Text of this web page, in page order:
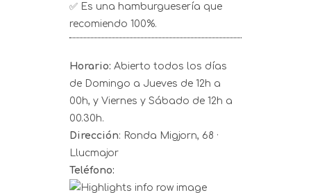
✅ Es una hamburguesería que
recomiendo 100%.
Horario: Abierto todos los días
de Domingo a Jueves de 12h a
00h, y Viernes y Sábado de 12h a
00.30h.
Dirección: Ronda Migjorn, 68 ·
Llucmajor
Teléfono: